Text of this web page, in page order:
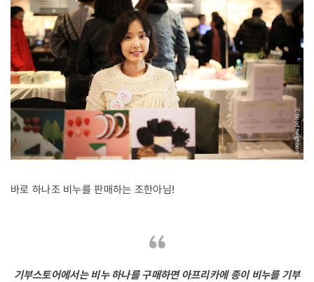
바로 하나조 비누를 판매하는 조한아님!
기부스토어에서는 비누 하나를 구매하면 아프리카에 종이 비누를 기부